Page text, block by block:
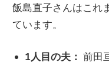
飯島直子さんはこれ
ています。
1人目の夫： 前田